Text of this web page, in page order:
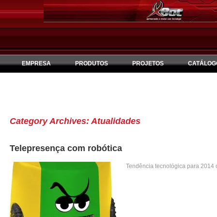
EMPRESA PRODUTOS PROJETOS
Category Archives:Atualidades
Telepresença com robótica
Tendência tecnológica para 2014